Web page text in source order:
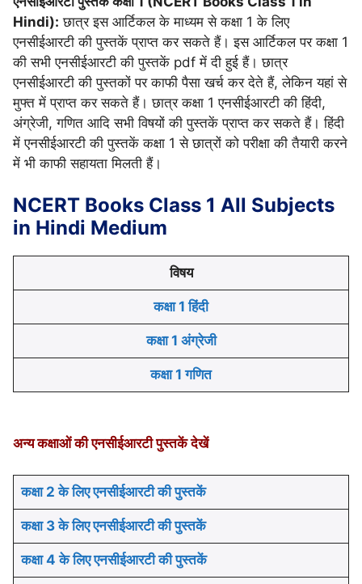
Hindi): छात्र इस आर्टिकल के माध्यम से कक्षा 1 के लिए
एनसीईआरटी की पुस्तकें प्राप्त कर सकते हैं। इस आर्टिकल पर कक्षा 1
की सभी एनसीईआरटी की पुस्तकें pdf में दी हुई हैं। छात्र
एनसीईआरटी की पुस्तकों पर काफी पैसा खर्च कर देते हैं, लेकिन यहां से
मुफ्त में प्राप्त कर सकते हैं। छात्र कक्षा 1 एनसीईआरटी की हिंदी,
अंग्रेजी, गणित आदि सभी विषयों की पुस्तकें प्राप्त कर सकते हैं। हिंदी
में एनसीईआरटी की पुस्तकें कक्षा 1 से छात्रों को परीक्षा की तैयारी करने
में भी काफी सहायता मिलती हैं।
NCERT Books Class 1 All Subjects
in Hindi Medium
विषय
कक्षा 1 हिंदी
कक्षा 1 अंग्रेजी
कक्षा 1 गणित
अन्य कक्षाओं की एनसीईआरटी पुस्तकें देखें
कक्षा 2 के लिए एनसीईआरटी की पुस्तकें
कक्षा 3 के लिए एनसीईआरटी की पुस्तकें
कक्षा 4 के लिए एनसीईआरटी की पुस्तकें